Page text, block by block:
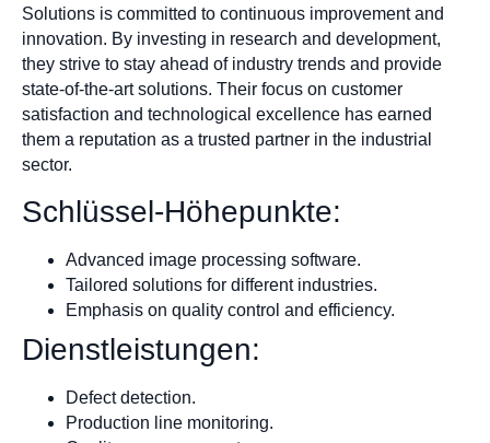
Solutions is committed to continuous improvement and
innovation. By investing in research and development,
they strive to stay ahead of industry trends and provide
state-of-the-art solutions. Their focus on customer
satisfaction and technological excellence has earned
them a reputation as a trusted partner in the industrial
sector.
Schlüssel-Höhepunkte:
Advanced image processing software.
Tailored solutions for different industries.
Emphasis on quality control and efficiency.
Dienstleistungen:
Defect detection.
Production line monitoring.